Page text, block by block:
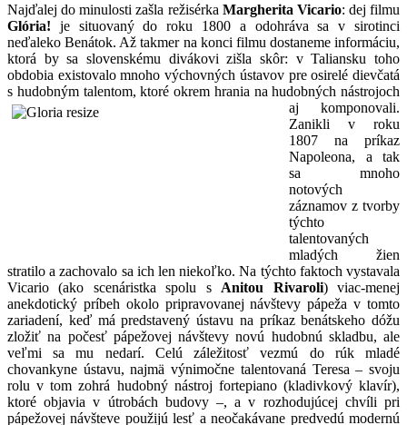
Najďalej do minulosti zašla režisérka Margherita Vicario: dej filmu
Glória! je situovaný do roku 1800 a odohráva sa v sirotinci
neďaleko Benátok. Až takmer na konci filmu dostaneme informáciu,
ktorá by sa slovenskému divákovi zišla skôr: v Taliansku toho
obdobia existovalo mnoho výchovných ústavov pre osirelé dievčatá
s hudobným talentom, ktoré okrem hrania na hudobných nástrojoch
aj komponovali.
Zanikli v roku
1807 na príkaz
Napoleona, a tak
sa mnoho
notových
záznamov z tvorby
týchto
talentovaných
mladých žien
stratilo a zachovalo sa ich len niekoľko. Na týchto faktoch vystavala
Vicario (ako scenáristka spolu s Anitou Rivaroli) viac-menej
anekdotický príbeh okolo pripravovanej návštevy pápeža v tomto
zariadení, keď má predstavený ústavu na príkaz benátskeho dóžu
zložiť na počesť pápežovej návštevy novú hudobnú skladbu, ale
veľmi sa mu nedarí. Celú záležitosť vezmú do rúk mladé
chovankyne ústavu, najmä výnimočne talentovaná Teresa – svoju
rolu v tom zohrá hudobný nástroj fortepiano (kladivkový klavír),
ktoré objavia v útrobách budovy –, a v rozhodujúcej chvíli pri
pápežovej návšteve použijú lesť a neočakávane predvedú modernú